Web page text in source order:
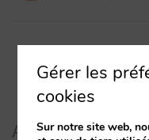
Articles récents
Gérer les
cookies
Sur notre site web,